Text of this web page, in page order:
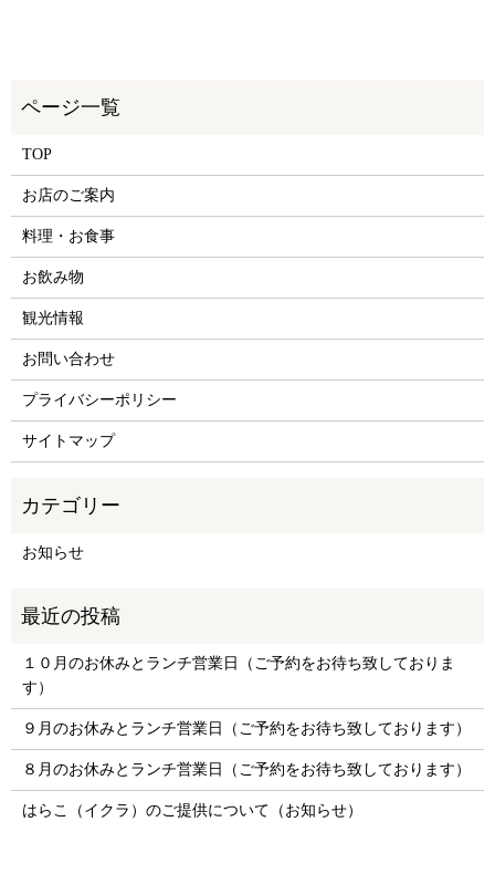
TOP
お店のご案内
料理・お食事
お飲み物
観光情報
お問い合わせ
プライバシーポリシー
サイトマップ
お知らせ
１０月のお休みとランチ営業日（ご予約をお待ち致しておりま
す）
９月のお休みとランチ営業日（ご予約をお待ち致しております）
８月のお休みとランチ営業日（ご予約をお待ち致しております）
はらこ（イクラ）のご提供について（お知らせ）